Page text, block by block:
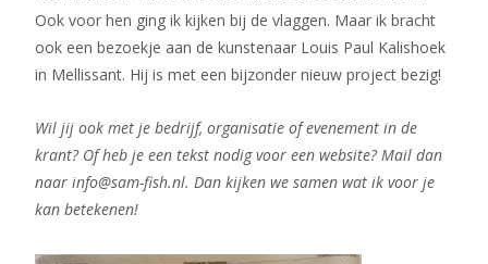
Ook voor hen ging ik kijken bij de vlaggen. Maar ik bracht
ook een bezoekje aan de kunstenaar Louis Paul Kalishoek
in Mellissant. Hij is met een bijzonder nieuw project bezig!
Wil jij ook met je bedrijf, organisatie of evenement in de
krant? Of heb je een tekst nodig voor een website? Mail dan
naar info@sam-fish.nl. Dan kijken we samen wat ik voor je
kan betekenen!